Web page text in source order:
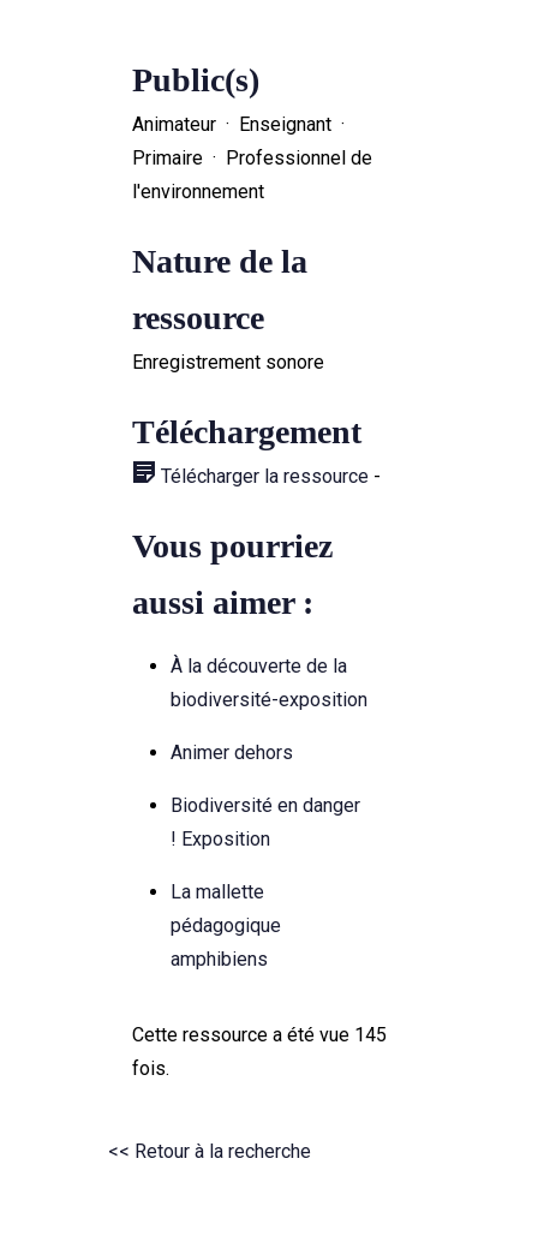
Public(s)
Animateur · Enseignant ·
Primaire · Professionnel de
l'environnement
Nature de la
ressource
Enregistrement sonore
Téléchargement
Télécharger la ressource -
Vous pourriez
aussi aimer :
À la découverte de la
biodiversité-exposition
Animer dehors
Biodiversité en danger
! Exposition
La mallette
pédagogique
amphibiens
Cette ressource a été vue 145
fois.
<< Retour à la recherche